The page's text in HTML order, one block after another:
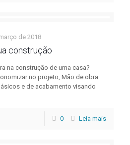
de 2018
construção
na construção de uma casa?
no projeto, Mão de obra
e de acabamento visando
0 Leia mais